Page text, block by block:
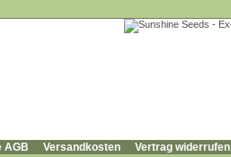
AGB Versandkosten Vertrag widerrufen